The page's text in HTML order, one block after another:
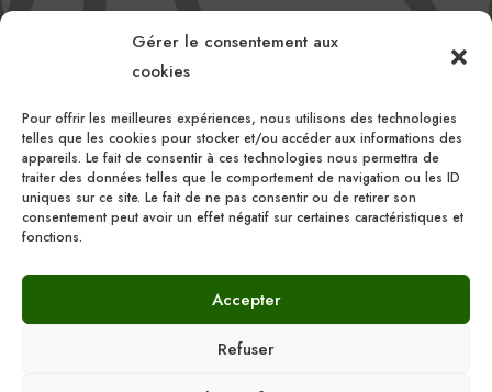
Gérer le consentement aux
cookies
Pour offrir les meilleures expériences, nous utilisons des technologies
telles que les cookies pour stocker et/ou accéder aux informations des
appareils. Le fait de consentir à ces technologies nous permettra de
traiter des données telles que le comportement de navigation ou les ID
uniques sur ce site. Le fait de ne pas consentir ou de retirer son
consentement peut avoir un effet négatif sur certaines caractéristiques et
fonctions.
Accepter
Refuser
EMAIL
comite@aveyronlozerebasketball.org

HEURES D'OUVERTURE
Du lundi au vendredi
10h00 – 16h00